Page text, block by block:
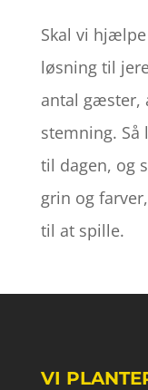
Skal vi
løsning til
antal gæster,
stemning.
til dagen, og
grin og
til at spille.
VI